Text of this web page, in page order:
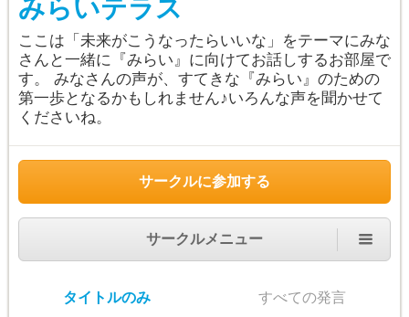
みらいテラス
ここは「未来がこうなったらいいな」をテーマにみな
さんと一緒に『みらい』に向けてお話しするお部屋で
す。 みなさんの声が、すてきな『みらい』のための
第一歩となるかもしれません♪いろんな声を聞かせて
くださいね。
サークルに参加する
サークルメニュー
タイトルのみ すべての発言